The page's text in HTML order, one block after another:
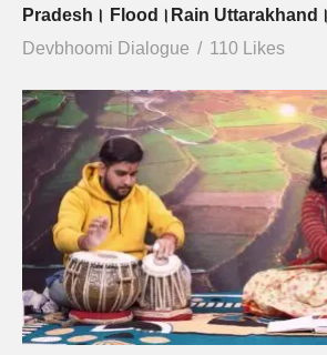
Pradesh। Flood।Rain
Devbhoomi Dialogue
110 Likes